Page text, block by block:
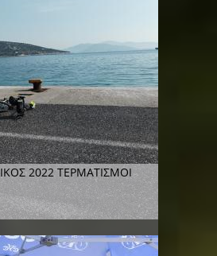
2022 ΤΕΡΜΑΤΙΣΜΟΙ